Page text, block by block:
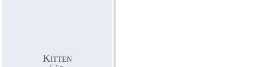
Kitten